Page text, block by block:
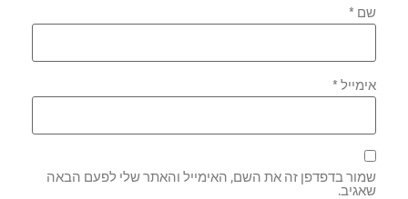
שם*
אימייל*
שמור בדפדפן זה את השם, האימייל והאתר שלי לפעם הבאה
שאגיב.